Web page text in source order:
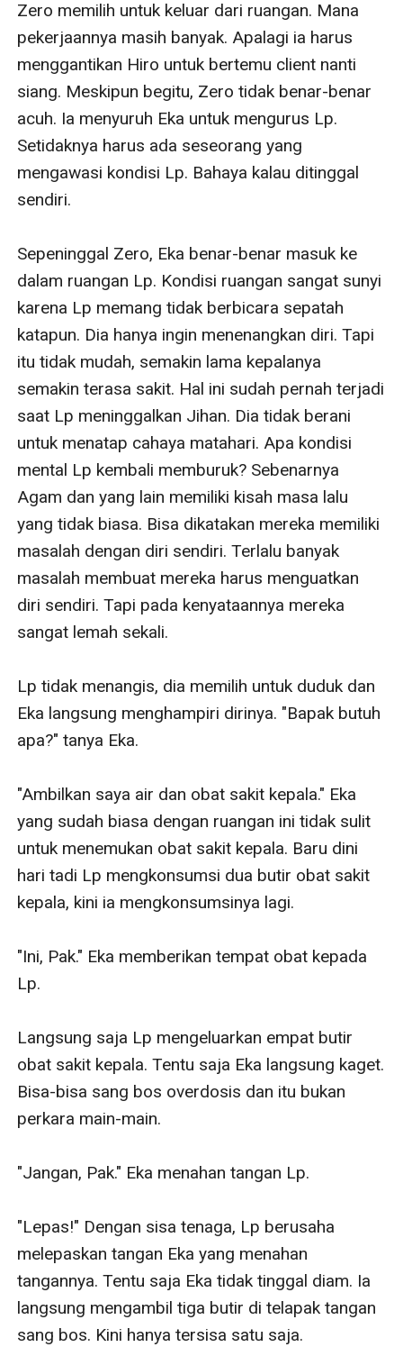
Zero memilih untuk keluar dari ruangan. Mana
pekerjaannya masih banyak. Apalagi ia harus
menggantikan Hiro untuk bertemu client nanti
siang. Meskipun begitu, Zero tidak benar-benar
acuh. Ia menyuruh Eka untuk mengurus Lp.
Setidaknya harus ada seseorang yang
mengawasi kondisi Lp. Bahaya kalau ditinggal
sendiri.
Sepeninggal Zero, Eka benar-benar masuk ke
dalam ruangan Lp. Kondisi ruangan sangat sunyi
karena Lp memang tidak berbicara sepatah
katapun. Dia hanya ingin menenangkan diri. Tapi
itu tidak mudah, semakin lama kepalanya
semakin terasa sakit. Hal ini sudah pernah terjadi
saat Lp meninggalkan Jihan. Dia tidak berani
untuk menatap cahaya matahari. Apa kondisi
mental Lp kembali memburuk? Sebenarnya
Agam dan yang lain memiliki kisah masa lalu
yang tidak biasa. Bisa dikatakan mereka memiliki
masalah dengan diri sendiri. Terlalu banyak
masalah membuat mereka harus menguatkan
diri sendiri. Tapi pada kenyataannya mereka
sangat lemah sekali.
Lp tidak menangis, dia memilih untuk duduk dan
Eka langsung menghampiri dirinya. "Bapak butuh
apa?" tanya Eka.
"Ambilkan saya air dan obat sakit kepala." Eka
yang sudah biasa dengan ruangan ini tidak sulit
untuk menemukan obat sakit kepala. Baru dini
hari tadi Lp mengkonsumsi dua butir obat sakit
kepala, kini ia mengkonsumsinya lagi.
"Ini, Pak." Eka memberikan tempat obat kepada
Lp.
Langsung saja Lp mengeluarkan empat butir
obat sakit kepala. Tentu saja Eka langsung kaget.
Bisa-bisa sang bos overdosis dan itu bukan
perkara main-main.
"Jangan, Pak." Eka menahan tangan Lp.
"Lepas!" Dengan sisa tenaga, Lp berusaha
melepaskan tangan Eka yang menahan
tangannya. Tentu saja Eka tidak tinggal diam. Ia
langsung mengambil tiga butir di telapak tangan
sang bos. Kini hanya tersisa satu saja.